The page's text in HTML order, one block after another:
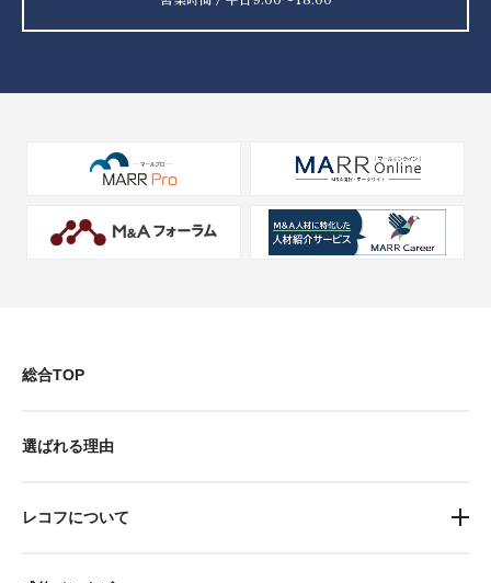
総合TOP
選ばれる理由
レコフについて